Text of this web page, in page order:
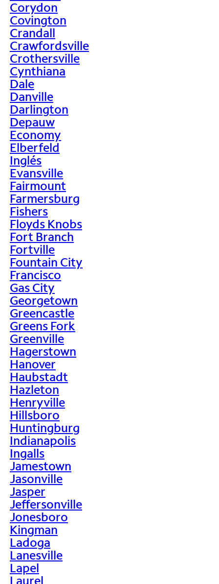
Corydon
Covington
Crandall
Crawfordsville
Crothersville
Cynthiana
Dale
Danville
Darlington
Depauw
Economy
Elberfeld
Inglés
Evansville
Fairmount
Farmersburg
Fishers
Floyds Knobs
Fort Branch
Fortville
Fountain City
Francisco
Gas City
Georgetown
Greencastle
Greens Fork
Greenville
Hagerstown
Hanover
Haubstadt
Hazleton
Henryville
Hillsboro
Huntingburg
Indianapolis
Ingalls
Jamestown
Jasonville
Jasper
Jeffersonville
Jonesboro
Kingman
Ladoga
Lanesville
Lapel
Laurel